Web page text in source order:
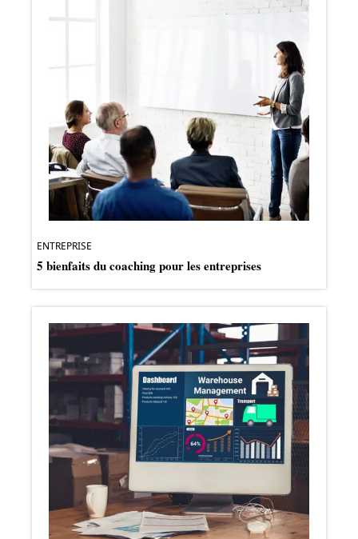
ENTREPRISE
5 bienfaits du coaching pour les entreprises